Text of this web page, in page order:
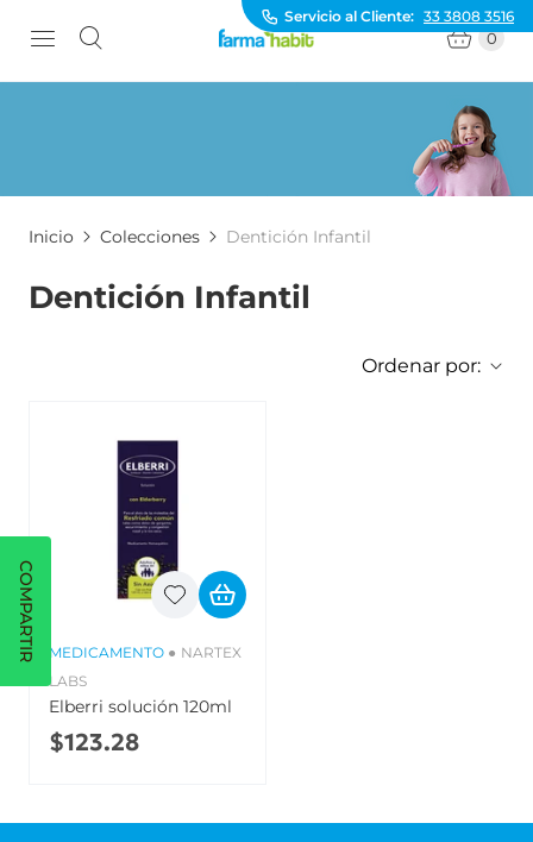
Servicio al Cliente: 33 3808 3516
0
Inicio Colecciones Dentición Infantil
Dentición Infantil
Ordenar por:
MEDICAMENTO ● NARTEX
LABS
Elberri solución 120ml
$123.28
COMPARTIR